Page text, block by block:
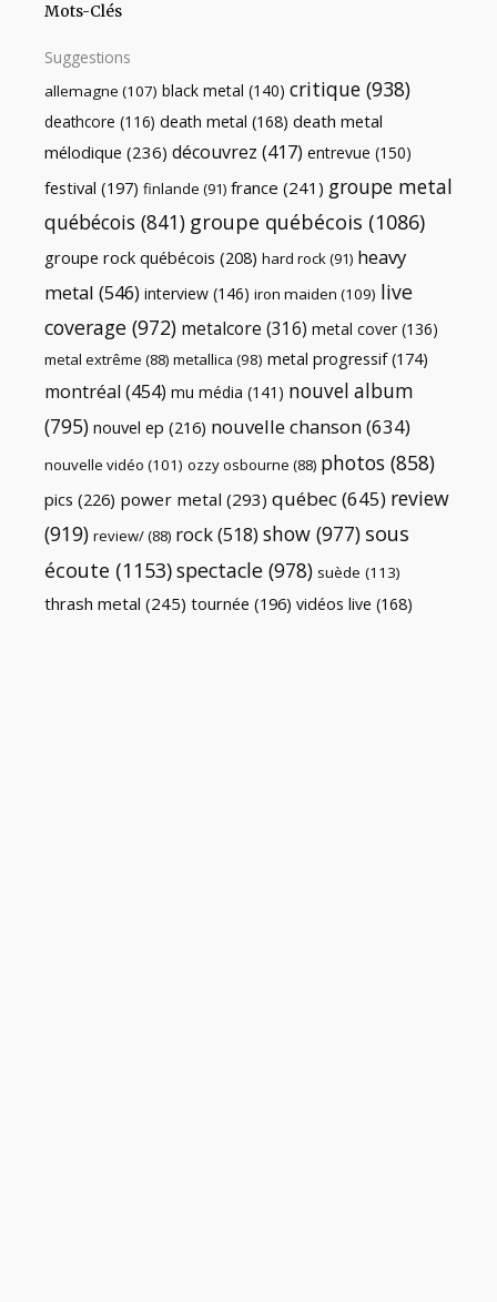
Mots-Clés
Suggestions
allemagne (107) black metal (140) critique (938)
deathcore (116) death metal (168) death metal
mélodique (236) découvrez (417) entrevue (150)
festival (197) finlande (91) france (241) groupe metal
québécois (841) groupe québécois (1086)
groupe rock québécois (208) hard rock(91) heavy
metal (546) interview (146) iron maiden (109) live
coverage (972) metalcore (316) metal cover (136)
metal extrême (88) metallica (98) metal progressif(174)
montréal (454) mu média (141) nouvel album
(795) nouvel ep (216) nouvelle chanson(634)
nouvelle vidéo (101) ozzy osbourne (88) photos (858)
pics (226) power metal (293) québec(645) review
(919) review/(88) rock(518) show (977) sous
écoute (1153)spectacle (978) suède (113)
thrash metal (245) tournée (196) vidéos live (168)